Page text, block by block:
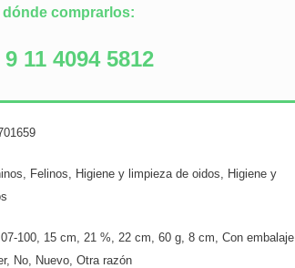
comprarlos:
9 11 4094 5812
, Felinos, Higiene y limpieza de oidos, Higiene y
07-100, 15 cm,21 %,22 cm,60 g,8 cm,Con embalaje
, No, Nuevo,Otra razón